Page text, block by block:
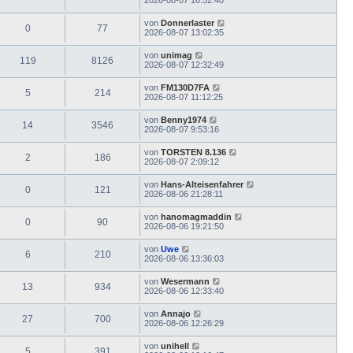
0 77 von Donnerlaster
2026-08-07 13:02:35
119 8126 von unimag
2026-08-07 12:32:49
5 214 von FM130D7FA
2026-08-07 11:12:25
14 3546 von Benny1974
2026-08-07 9:53:16
2 186 von TORSTEN 8.136
2026-08-07 2:09:12
0 121 von Hans-Alteisenfahrer
2026-08-06 21:28:11
0 90 von hanomagmaddin
2026-08-06 19:21:50
6 210 von Uwe
2026-08-06 13:36:03
13 934 von Wesermann
2026-08-06 12:33:40
27 700 von Annajo
2026-08-06 12:26:29
von unihell